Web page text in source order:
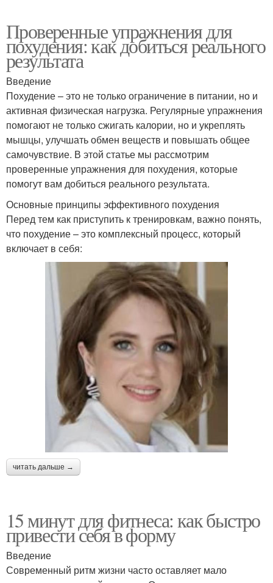
Проверенные упражнения для
похудения: как добиться реального
результата
Введение
Похудение – это не только ограничение в питании, но и
активная физическая нагрузка. Регулярные упражнения
помогают не только сжигать калории, но и укреплять
мышцы, улучшать обмен веществ и повышать общее
самочувствие. В этой статье мы рассмотрим
проверенные упражнения для похудения, которые
помогут вам добиться реального результата.
Основные принципы эффективного похудения
Перед тем как приступить к тренировкам, важно понять,
что похудение – это комплексный процесс, который
включает в себя:
читать дальше →
15 минут для фитнеса: как быстро
привести себя в форму
Введение
Современный ритм жизни часто оставляет мало